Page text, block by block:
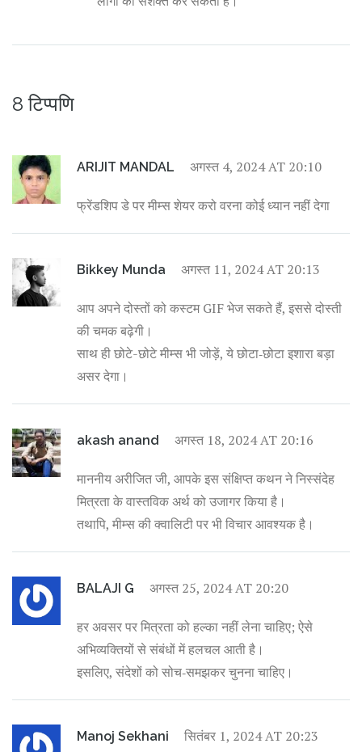
8 टिप्पणि
ARIJIT MANDAL अगस्त 4, 2024 AT 20:10
फ्रेंडशिप डे पर मीम्स शेयर करो वरना कोई ध्यान नहीं देगा
Bikkey Munda अगस्त 11, 2024 AT 20:13
आप अपने दोस्तों को कस्टम GIF भेज सकते हैं, इससे दोस्ती
की चमक बढ़ेगी।
साथ ही छोटे-छोटे मीम्स भी जोड़ें, ये छोटा‑छोटा इशारा बड़ा
असर देगा।
akash anand अगस्त 18, 2024 AT 20:16
माननीय अरीजित जी, आपके इस संक्षिप्त कथन ने निस्संदेह
मित्रता के वास्तविक अर्थ को उजागर किया है।
तथापि, मीम्स की क्वालिटी पर भी विचार आवश्यक है।
BALAJI G अगस्त 25, 2024 AT 20:20
हर अवसर पर मित्रता को हल्का नहीं लेना चाहिए; ऐसे
अभिव्यक्तियों से संबंधों में हलचल आती है।
इसलिए, संदेशों को सोच‑समझकर चुनना चाहिए।
Manoj Sekhani सितंबर 1, 2024 AT 20:23